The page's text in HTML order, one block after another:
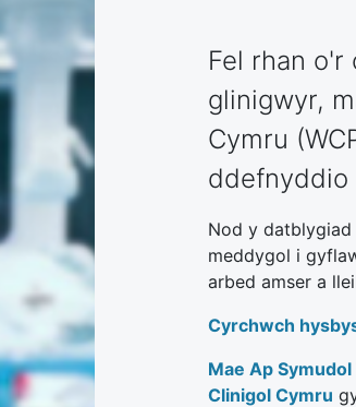
Fel rhan
glinigwyr,
Cymru
ddefnyddio
Nod y
meddygol i
arbed amser a
Cyrchwch
Mae Ap
Clinigol Cymru